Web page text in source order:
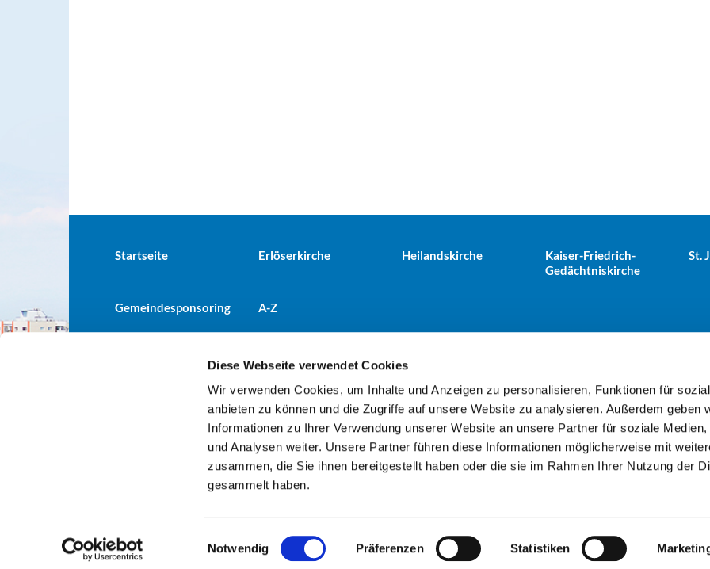
Diese Webseite verwendet Cookies
Wir verwenden Cookies, um Inhalte und Anzeigen zu personalisieren, Funktionen für
anbieten zu können und die Zugriffe auf unsere Website zu analysieren. Außerdem geben
Informationen zu Ihrer Verwendung unserer Website an unsere Partner für soziale Medien,
und Analysen weiter. Unsere Partner führen diese Informationen möglicherweise mit
zusammen, die Sie ihnen bereitgestellt haben oder die sie im Rahmen Ihrer Nutzung der
gesammelt haben.
i
Notwendig Präferenzen Statistiken
Startseite Erlöserkirche Heilandskirche
Kaiser-Friedrich-
Gedächtniskirche
St.
Gemeindesponsoring A-Z
Evangelische Kirchengemeinde Tiergarten · Alt-Moabit 25, 10559 Berlin+49303943498 
Kontaktinformationen Impressum